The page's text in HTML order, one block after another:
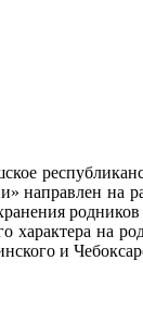
на
характера
и